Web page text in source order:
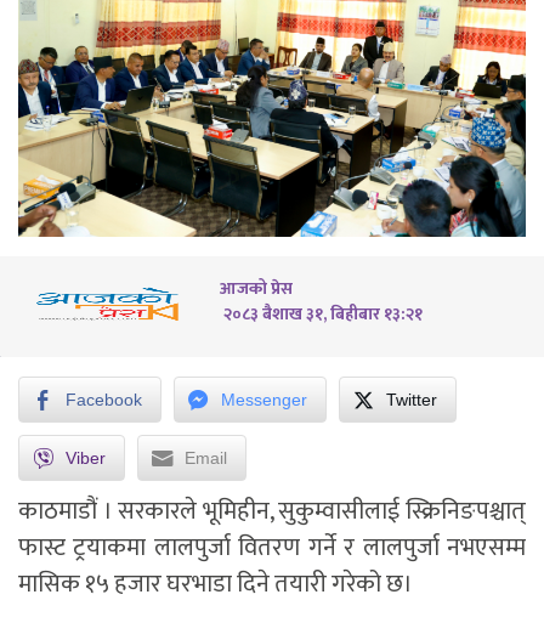
आजको प्रेस
२०८३ बैशाख ३१, बिहीबार १३:२१
Facebook Messenger Twitter
Viber Email
काठमाडौं । सरकारले भूमिहीन, सुकुम्वासीलाई स्क्रिनिङपश्चात्
फास्ट ट्रयाकमा लालपुर्जा वितरण गर्ने र लालपुर्जा नभएसम्म
मासिक १५ हजार घरभाडा दिने तयारी गरेको छ।